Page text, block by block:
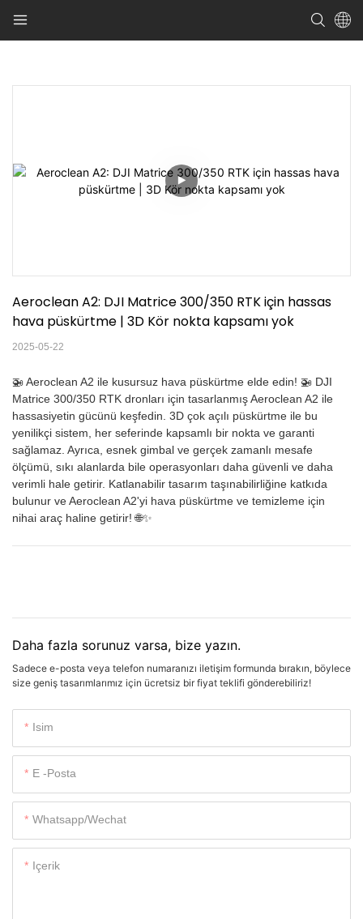
Aeroclean A2: DJI Matrice 300/350 RTK için hassas
hava püskürtme | 3D Kör nokta kapsamı yok
2025-05-22
🚁 Aeroclean A2 ile kusursuz hava püskürtme elde edin! 🚁 DJI
Matrice 300/350 RTK dronları için tasarlanmış Aeroclean A2 ile
hassasiyetin gücünü keşfedin. 3D çok açılı püskürtme ile bu
yenilikçi sistem, her seferinde kapsamlı bir nokta ve garanti
sağlamaz. Ayrıca, esnek gimbal ve gerçek zamanlı mesafe
ölçümü, sıkı alanlarda bile operasyonları daha güvenli ve daha
verimli hale getirir. Katlanabilir tasarım taşınabilirliğine katkıda
bulunur ve Aeroclean A2'yi hava püskürtme ve temizleme için
nihai araç haline getirir! 🌐✨
Daha fazla sorunuz varsa, bize yazın.
Sadece e-posta veya telefon numaranızı iletişim formunda bırakın, böylece
size geniş tasarımlarımız için ücretsiz bir fiyat teklifi gönderebiliriz!
Isim
E -posta
Whatsapp/wechat
Içerik